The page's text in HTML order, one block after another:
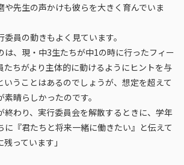
先生の声かけも彼らを大きく育んでいま
委員の動きもよく見ています。
、現・中3生たちが中1の時に行ったフィー
たちがより主体的に動けるようにヒントを与
いうことはあるのでしょうが、想定を超えて
晴らしかったのです。
わり、実行委員会を解散するときに、学年
に『君たちと将来一緒に働きたい』と伝えて
っています」